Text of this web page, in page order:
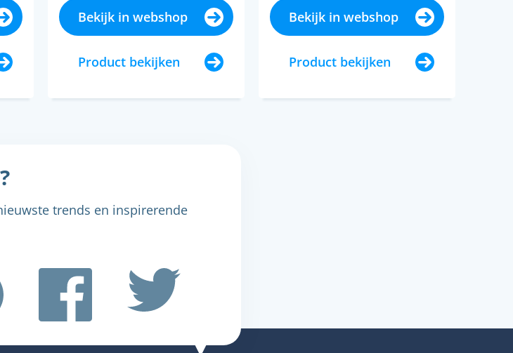
Bekijk in webshop
Product bekijken
Bekijk in webshop
Product bekijken
trends en inspirerende